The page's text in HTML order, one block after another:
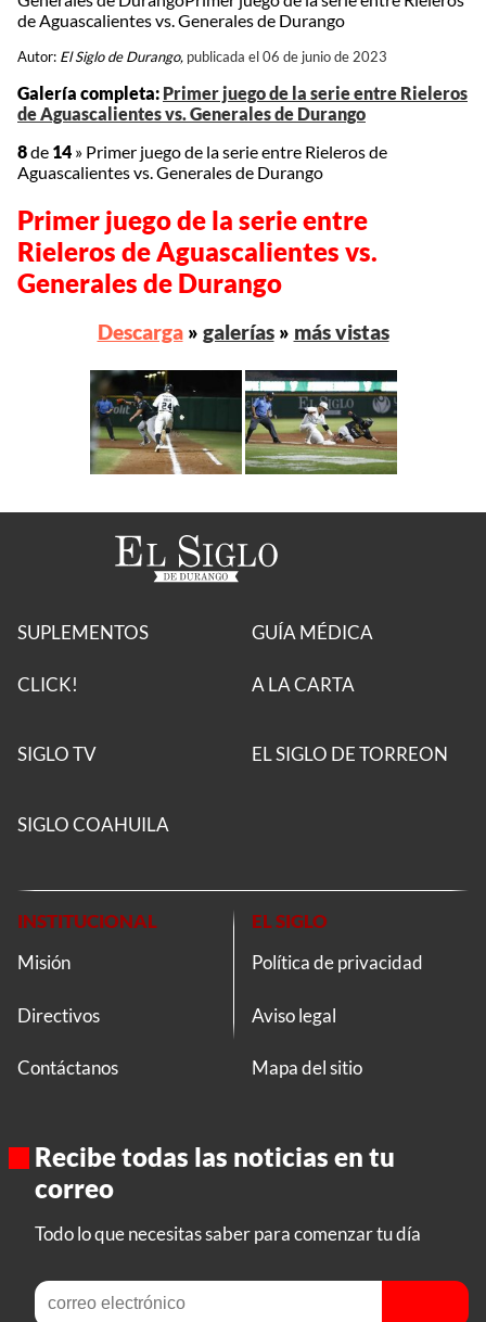
de Aguascalientes vs. Generales de Durango
Autor: El Siglo de Durango, publicada el 06 de junio de 2023
Galería completa: Primer juego de la serie entre Rieleros
de Aguascalientes vs. Generales de Durango
8de 14 » Primer juego de la serie entre Rieleros de
Aguascalientes vs. Generales de Durango
Primer juego de la serie entre
Rieleros de Aguascalientes vs.
Generales de Durango
Descarga» galerías» más vistas
SUPLEMENTOS
CLICK!
GUÍA MÉDICA
A LA CARTA
SIGLO TV EL SIGLO DE TORREON
SIGLO COAHUILA
INSTITUCIONAL
Misión
Directivos
Contáctanos
EL SIGLO
Política de privacidad
Aviso legal
Mapa del sitio
Recibe todas las noticias en tu
correo
Todo lo que necesitas saber para comenzar tu día